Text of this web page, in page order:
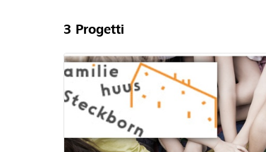
3 Progetti